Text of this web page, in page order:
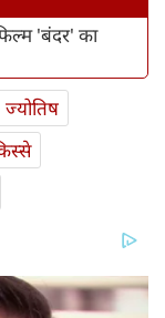
'बंदर' का
ज्योतिष